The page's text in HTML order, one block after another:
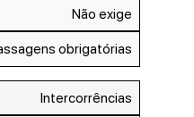
Não exige
obrigatórias
Intercorrências